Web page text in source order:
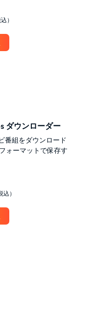
）
ダウンローダー
番組をダウンロード
ォーマットで保存す
込）